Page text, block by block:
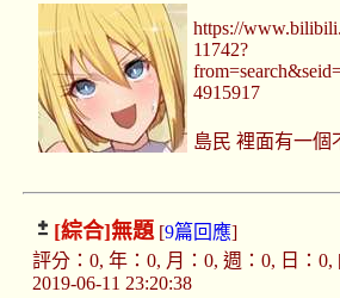
https://
11742?
4915917
島民 裡面有一個
[綜合]無題[9篇回應]
評分：0, 年：0, 月：0, 週：0, 日：0,
2019-06-11 23:20:38